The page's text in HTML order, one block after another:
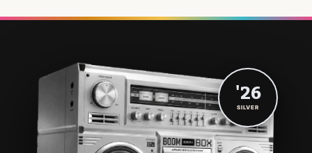
'26
SILVER